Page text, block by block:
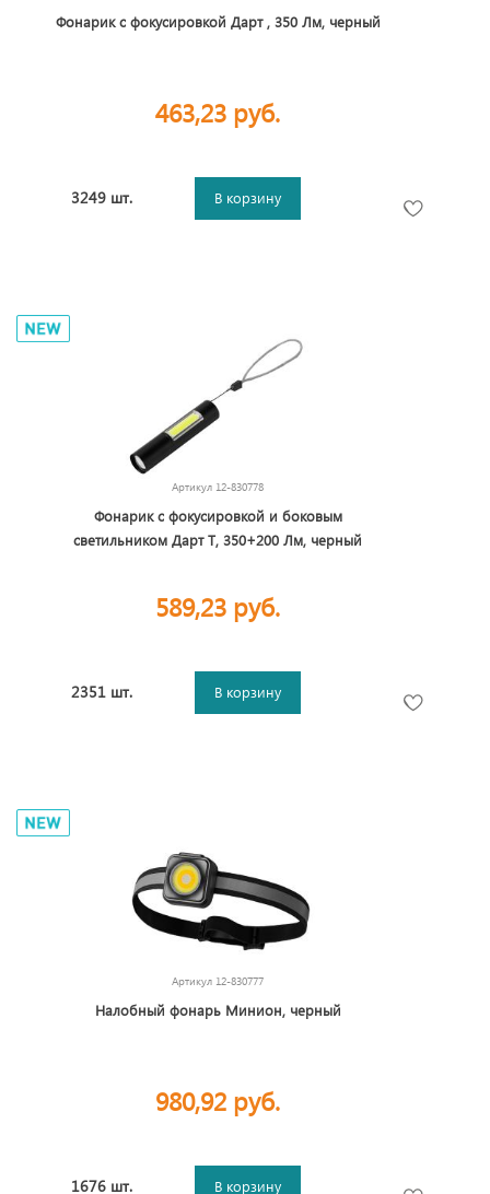
Фонарик с фокусировкой Дарт , 350 Лм, черный
463,23 руб.
3249 шт. В корзину
Артикул 12-830778
Фонарик с фокусировкой и боковым
светильником Дарт Т, 350+200 Лм, черный
589,23 руб.
2351 шт. В корзину
Артикул 12-830777
Налобный фонарь Минион, черный
980,92 руб.
1676 шт. В корзину